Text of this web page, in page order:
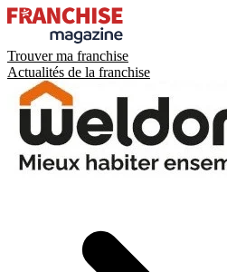
Trouver ma franchise
Actualités de la franchise